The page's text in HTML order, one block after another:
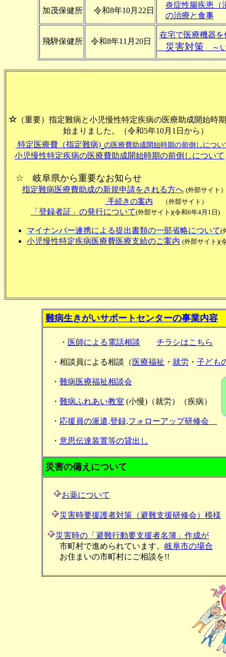
加茂保健所 令和8年10月22日
炎症性腸疾患（
の治療と食事
飛騨保健所 令和8年11月20日
在宅で医療機器
災害対策 ～
☆ （重要）指定難病と小児慢性特定疾病の医療助成開始時
始まりました。（令和5年10月1日から）
特定医療費（指定難病) の医療費助成開始時期の前倒しについ
小児慢性特定疾病の医療費助成開始時期の前倒しについて
☆ 岐阜県から重要なお知らせ
指定難病医療費助成の新規申請をされる方へ (外部サイト
手続きの案内 （外部サイト）
「登録者証」の発行について(外部サイト)(令和6年4月1日)
マイナンバー連携による提出書類の一部省略について(
小児慢性特定疾病医療費医療支給のご案内 (外部サイト)(
難病生きがいサポートセンターの事業内容
・ 医師による電話相談 チラシはこちら
・相談員による相談（ 医療福祉 ・ 就労 ・ 子ども
・ 難病医療福祉相談会
・ 難病ふれあい教室 (小慢)（就労）（疾病）
・ 応援員の派遣,登録,フォローアップ研修会
・ 意思伝達装置等の貸出し
災害の備えについて
お薬について
災害時要援護者対策（避難支援研修会）模様
災害時の「避難行動要支援者名簿」作成が
市町村で進められています。 岐阜市の場合
お住まいの市町村にご相談を!!